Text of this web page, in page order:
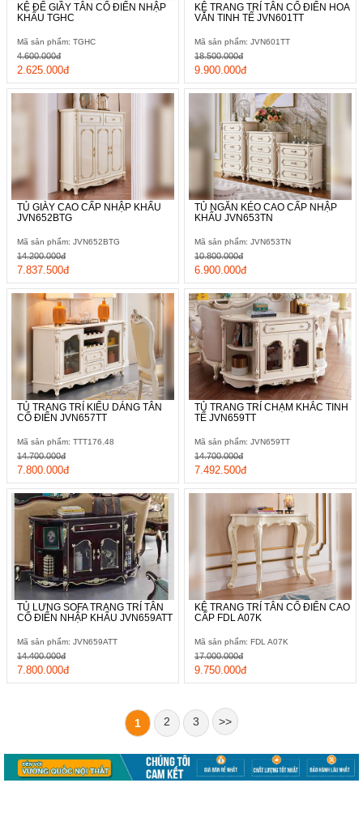
KỆ ĐỂ GIẦY TÂN CỔ ĐIỂN NHẬP
KHẨU TGHC
Mã sản phẩm: TGHC
2.625.000đ
4.600.000đ
KỆ TRANG TRÍ TÂN CỔ ĐIỂN HOA
VĂN TINH TẾ JVN601TT
Mã sản phẩm: JVN601TT
9.900.000đ
18.500.000đ
TỦ GIÀY CAO CẤP NHẬP KHẨU
JVN652BTG
Mã sản phẩm: JVN652BTG
7.837.500đ
14.200.000đ
TỦ NGĂN KÉO CAO CẤP NHẬP
KHẨU JVN653TN
Mã sản phẩm: JVN653TN
6.900.000đ
10.800.000đ
TỦ TRANG TRÍ KIỂU DÁNG TÂN
CỔ ĐIỂN JVN657TT
Mã sản phẩm: TTT176.48
7.800.000đ
14.700.000đ
TỦ TRANG TRÍ CHẠM KHẮC TINH
TẾ JVN659TT
Mã sản phẩm: JVN659TT
7.492.500đ
14.700.000đ
TỦ LƯNG SOFA TRANG TRÍ TÂN
CỔ ĐIỂN NHẬP KHẨU JVN659ATT
Mã sản phẩm: JVN659ATT
7.800.000đ
14.400.000đ
KỆ TRANG TRÍ TÂN CỔ ĐIỂN CAO
CẤP FDL A07K
Mã sản phẩm: FDL A07K
9.750.000đ
17.000.000đ
1 2 3 >>